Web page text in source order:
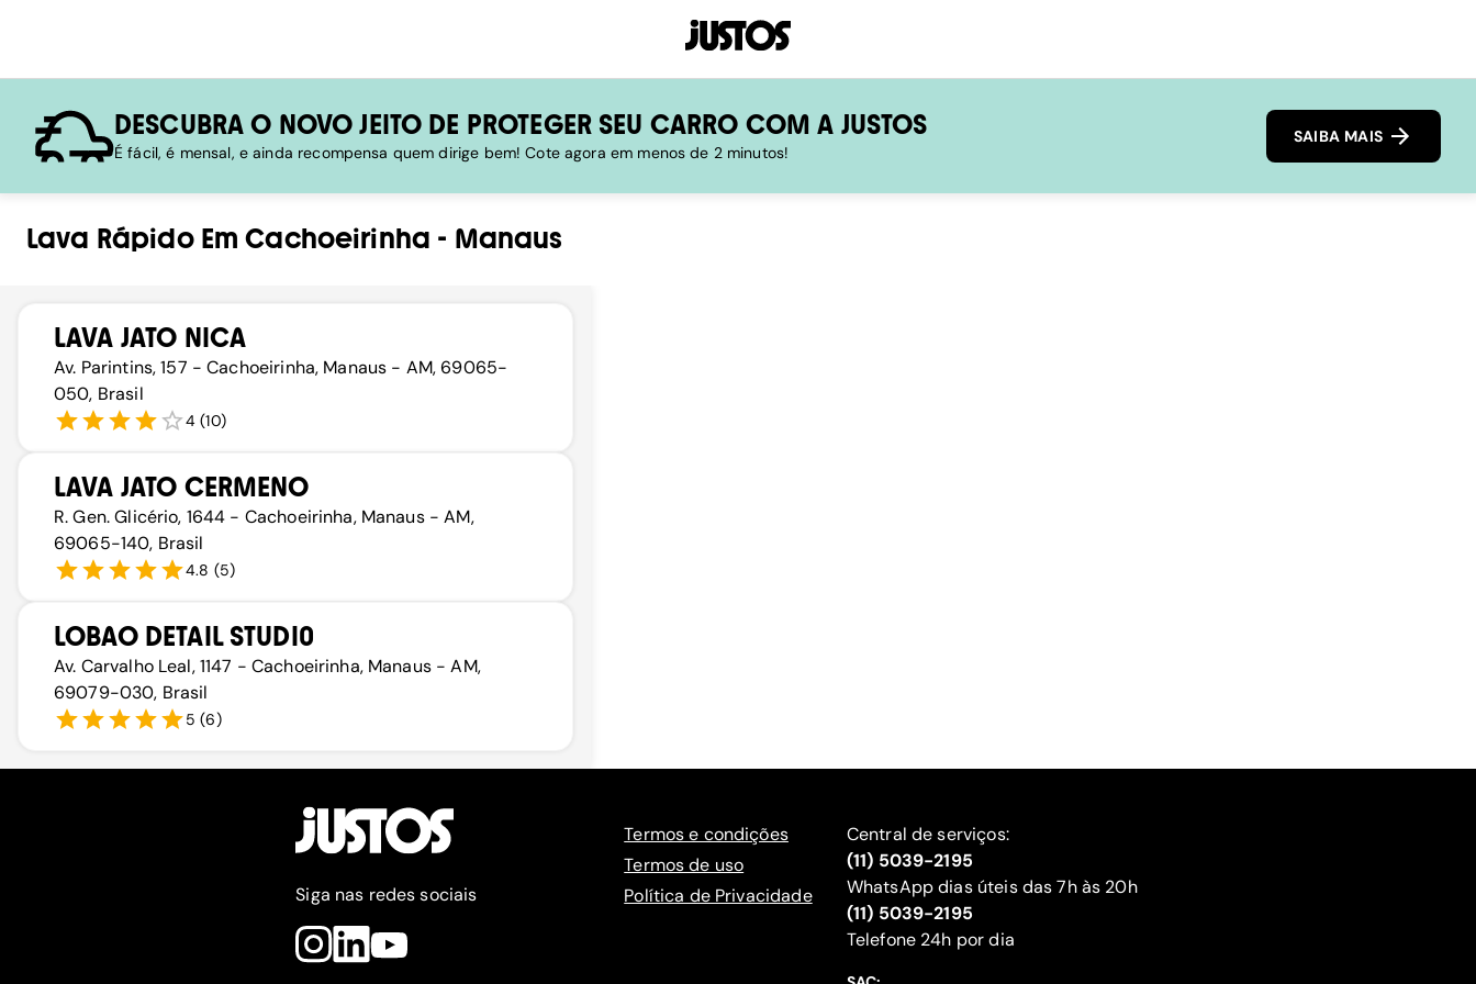
DESCUBRA O NOVO JEITO DE PROTEGER SEU CARRO COM A JUSTOS
É fácil, é mensal, e ainda recompensa quem dirige bem! Cote agora em menos de 2 minutos!
SAIBA MAIS
Lava RápidoEmCachoeirinha - Manaus
LAVA JATO NICA
Av. Parintins, 157 - Cachoeirinha, Manaus - AM, 69065-
050, Brasil
4 (10)
LAVA JATO CERMENO
R. Gen. Glicério, 1644 - Cachoeirinha, Manaus - AM,
69065-140, Brasil
4.8 (5)
LOBAO DETAIL STUDI0
Av. Carvalho Leal, 1147 - Cachoeirinha, Manaus - AM,
69079-030, Brasil
5 (6)
Siga nas redes sociais
Termos e condições
Termos de uso
Política de Privacidade
Central de serviços:
(11) 5039-2195
WhatsApp dias úteis das 7h às 20h
(11) 5039-2195
‍Telefone 24h por dia